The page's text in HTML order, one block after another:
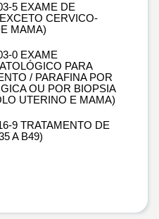
5 EXAME DE
CERVICO-
MAMA)
0 EXAME
PARA
/ PARAFINA POR
OU POR BIOPSIA
UTERINO E MAMA)
9 TRATAMENTO DE
A B49)